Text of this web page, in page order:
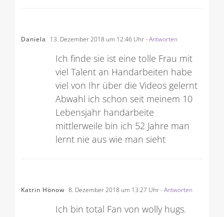
Daniela 13. Dezember 2018 um 12:46 Uhr- Antworten
Ich finde sie ist eine tolle Frau mit
viel Talent an Handarbeiten habe
viel von Ihr über die Videos gelernt
Abwahl ich schon seit meinem 10
Lebensjahr handarbeite
mittlerweile bin ich 52 Jahre man
lernt nie aus wie man sieht
Katrin Hönow 8. Dezember 2018 um 13:27 Uhr- Antworten
Ich bin total Fan von wolly hugs.